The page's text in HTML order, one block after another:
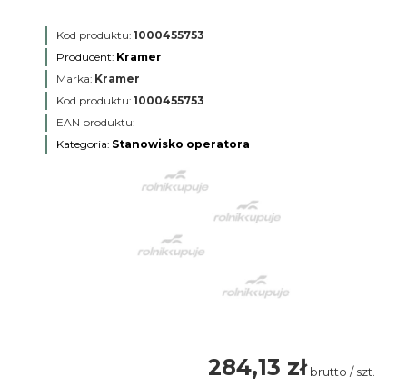
Kod produktu: 1000455753
Producent: Kramer
Marka: Kramer
Kod produktu: 1000455753
EAN produktu:
Kategoria: Stanowisko operatora
284,13 zł brutto / szt.